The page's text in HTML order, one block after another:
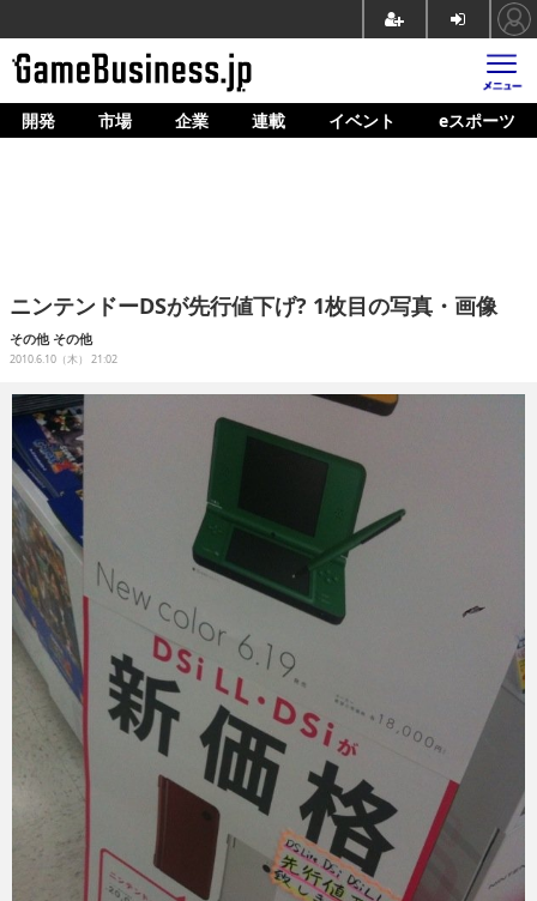
ホーム
企業動向
人材育成
産業政策
連載
イベント/セミナー
eスポーツ
開発 市場 企業 連載 イベント eスポーツ
ニンテンドーDSが先行値下げ? 1枚目の写真・画像
その他 その他
2010.6.10（木） 21:02